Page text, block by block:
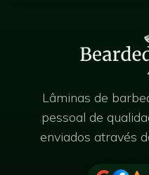
Lâminas de
pessoal de
enviados através